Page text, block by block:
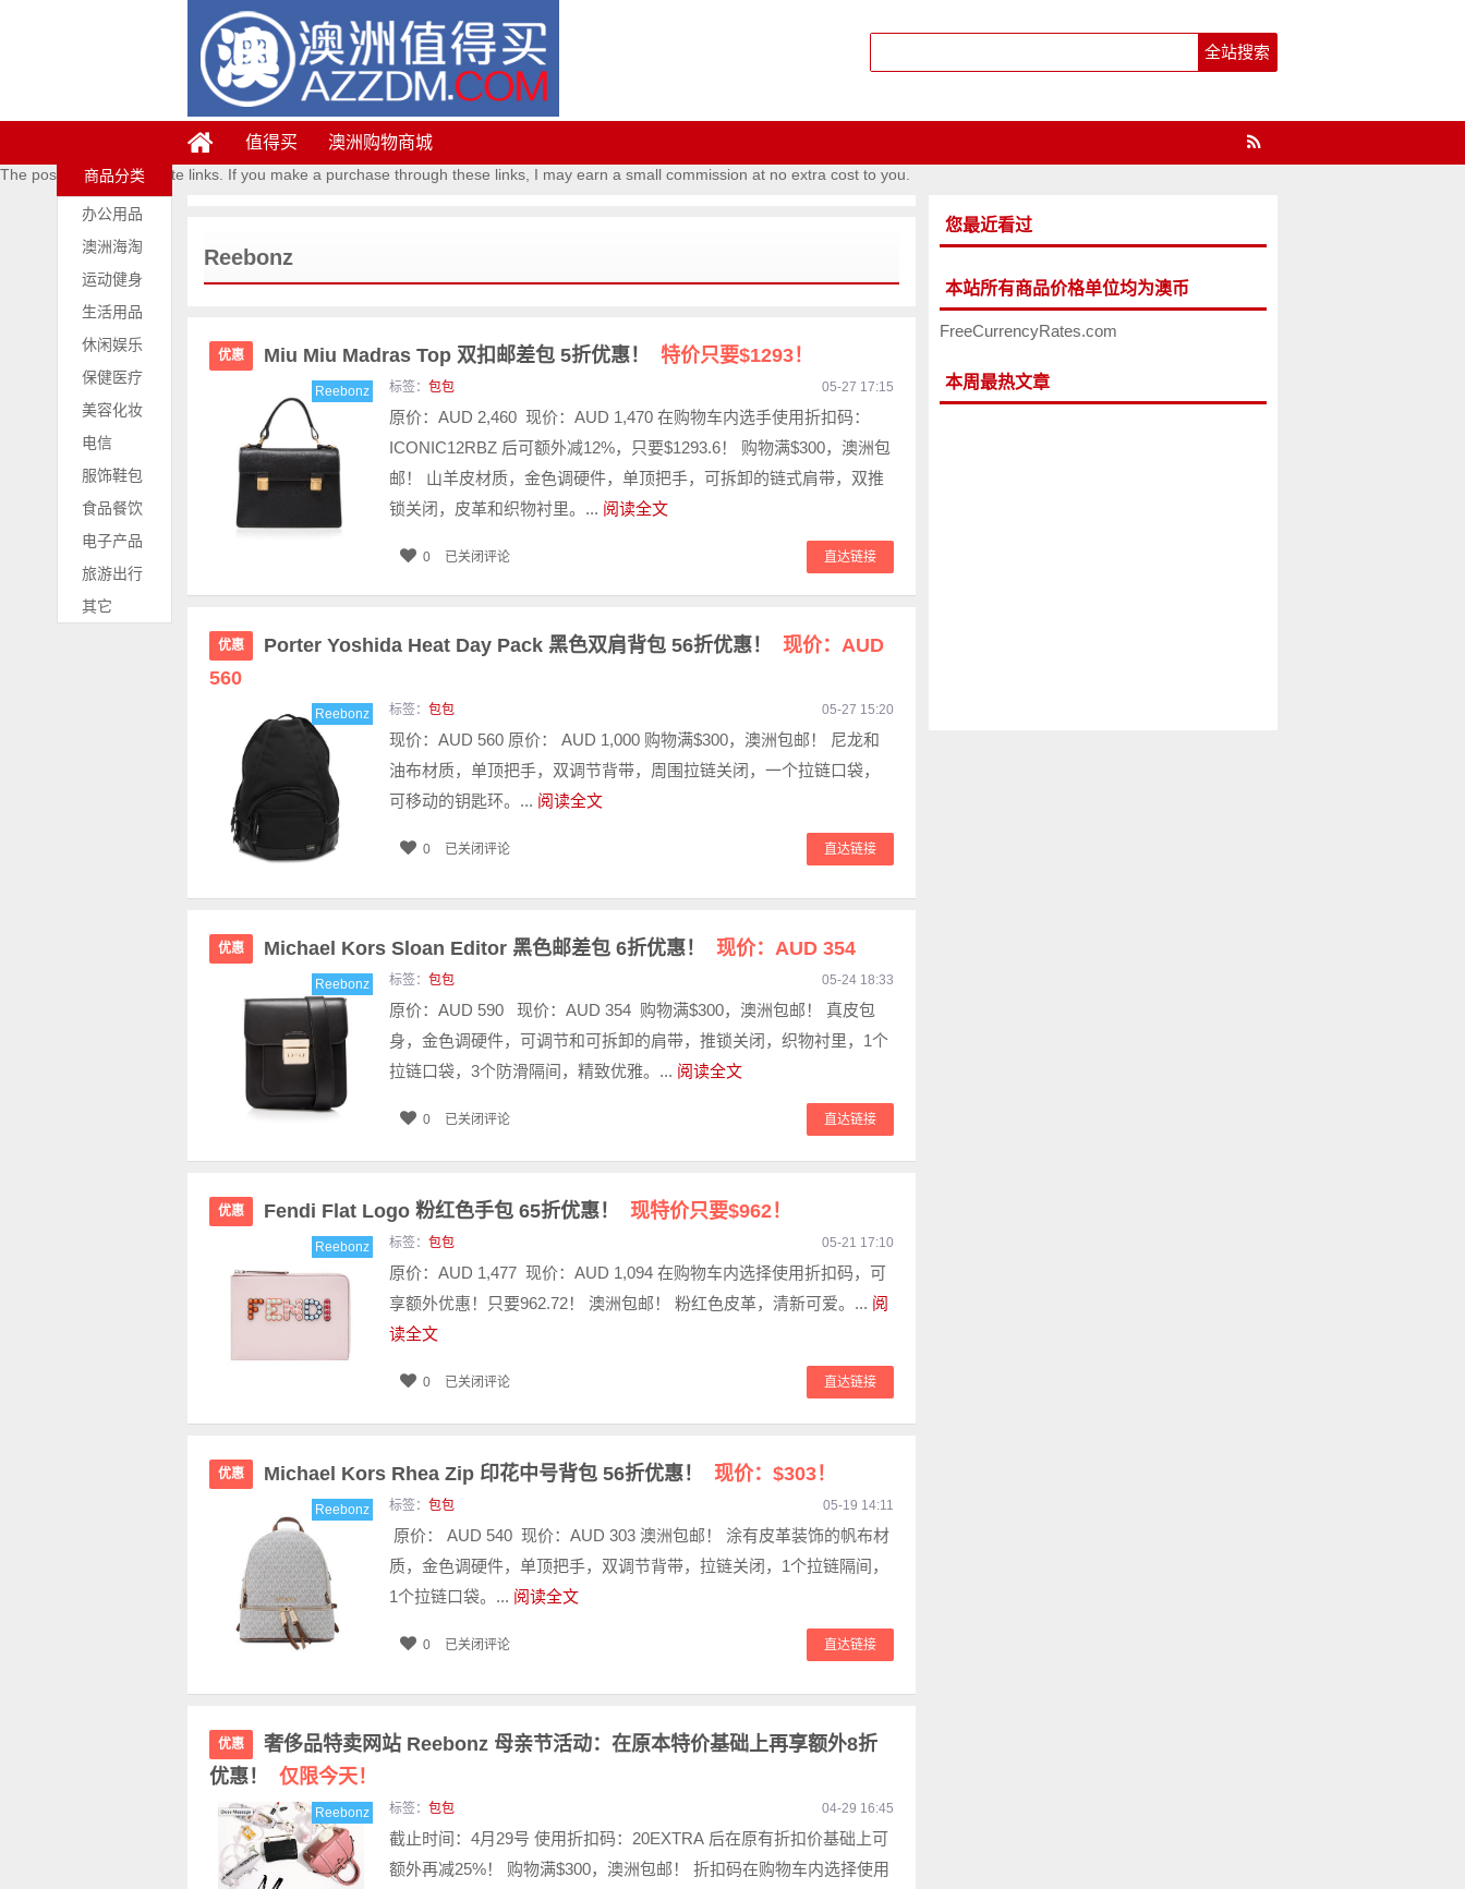
值得买 澳洲购物商城
The posts contains affiliate links. If you make a purchase through these links, I may earn a small commission at no extra cost to you.
商品分类
办公用品
澳洲海淘
运动健身
生活用品
休闲娱乐
保健医疗
美容化妆
电信
服饰鞋包
食品餐饮
电子产品
旅游出行
其它
Reebonz
优惠 Miu Miu Madras Top 双扣邮差包 5折优惠！ 特价只要$1293！
Reebonz 标签： 包包 05-27 17:15
原价：AUD 2,460 现价：AUD 1,470 在购物车内选手使用折扣码：
ICONIC12RBZ 后可额外减12%，只要$1293.6！ 购物满$300，澳洲包
邮！ 山羊皮材质，金色调硬件，单顶把手，可拆卸的链式肩带，双推
锁关闭，皮革和织物衬里。... 阅读全文
直达链接
0 已关闭评论
优惠 Porter Yoshida Heat Day Pack 黑色双肩背包 56折优惠！
现价：AUD
560
Reebonz 标签： 包包 05-27 15:20
现价：AUD 560 原价： AUD 1,000 购物满$300，澳洲包邮！ 尼龙和
油布材质，单顶把手，双调节背带，周围拉链关闭，一个拉链口袋，
可移动的钥匙环。... 阅读全文
直达链接
0 已关闭评论
优惠 Michael Kors Sloan Editor 黑色邮差包 6折优惠！ 现价：AUD 354
Reebonz 标签： 包包 05-24 18:33
原价：AUD 590 现价：AUD 354 购物满$300，澳洲包邮！ 真皮包
身，金色调硬件，可调节和可拆卸的肩带，推锁关闭，织物衬里，1个
拉链口袋，3个防滑隔间，精致优雅。... 阅读全文
直达链接
0 已关闭评论
优惠 Fendi Flat Logo 粉红色手包 65折优惠！ 现特价只要$962！
Reebonz 标签： 包包 05-21 17:10
原价：AUD 1,477 现价：AUD 1,094 在购物车内选择使用折扣码，可
享额外优惠！只要962.72！ 澳洲包邮！ 粉红色皮革，清新可爱。... 阅
读全文
直达链接
0 已关闭评论
优惠 Michael Kors Rhea Zip 印花中号背包 56折优惠！ 现价：$303！
Reebonz 标签： 包包 05-19 14:11
原价： AUD 540 现价：AUD 303 澳洲包邮！ 涂有皮革装饰的帆布材
质，金色调硬件，单顶把手，双调节背带，拉链关闭，1个拉链隔间，
1个拉链口袋。... 阅读全文
直达链接
0 已关闭评论
优惠
奢侈品特卖网站 Reebonz 母亲节活动：在原本特价基础上再享额外8折
优惠！
仅限今天！
Reebonz 标签： 包包 04-29 16:45
截止时间：4月29号 使用折扣码：20EXTRA 后在原有折扣价基础上可
额外再减25%！ 购物满$300，澳洲包邮！ 折扣码在购物车内选择使用
您最近看过
本站所有商品价格单位均为澳币
FreeCurrencyRates.com
本周最热文章